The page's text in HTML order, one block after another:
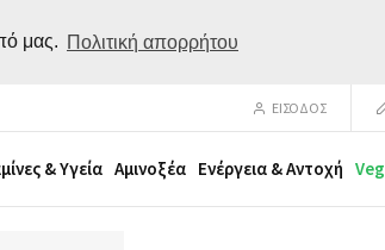
μας. Πολιτική απορρήτου
ΕΙΣΟΔΟΣ
& Υγεία Αμινοξέα Ενέργεια & Αντοχή